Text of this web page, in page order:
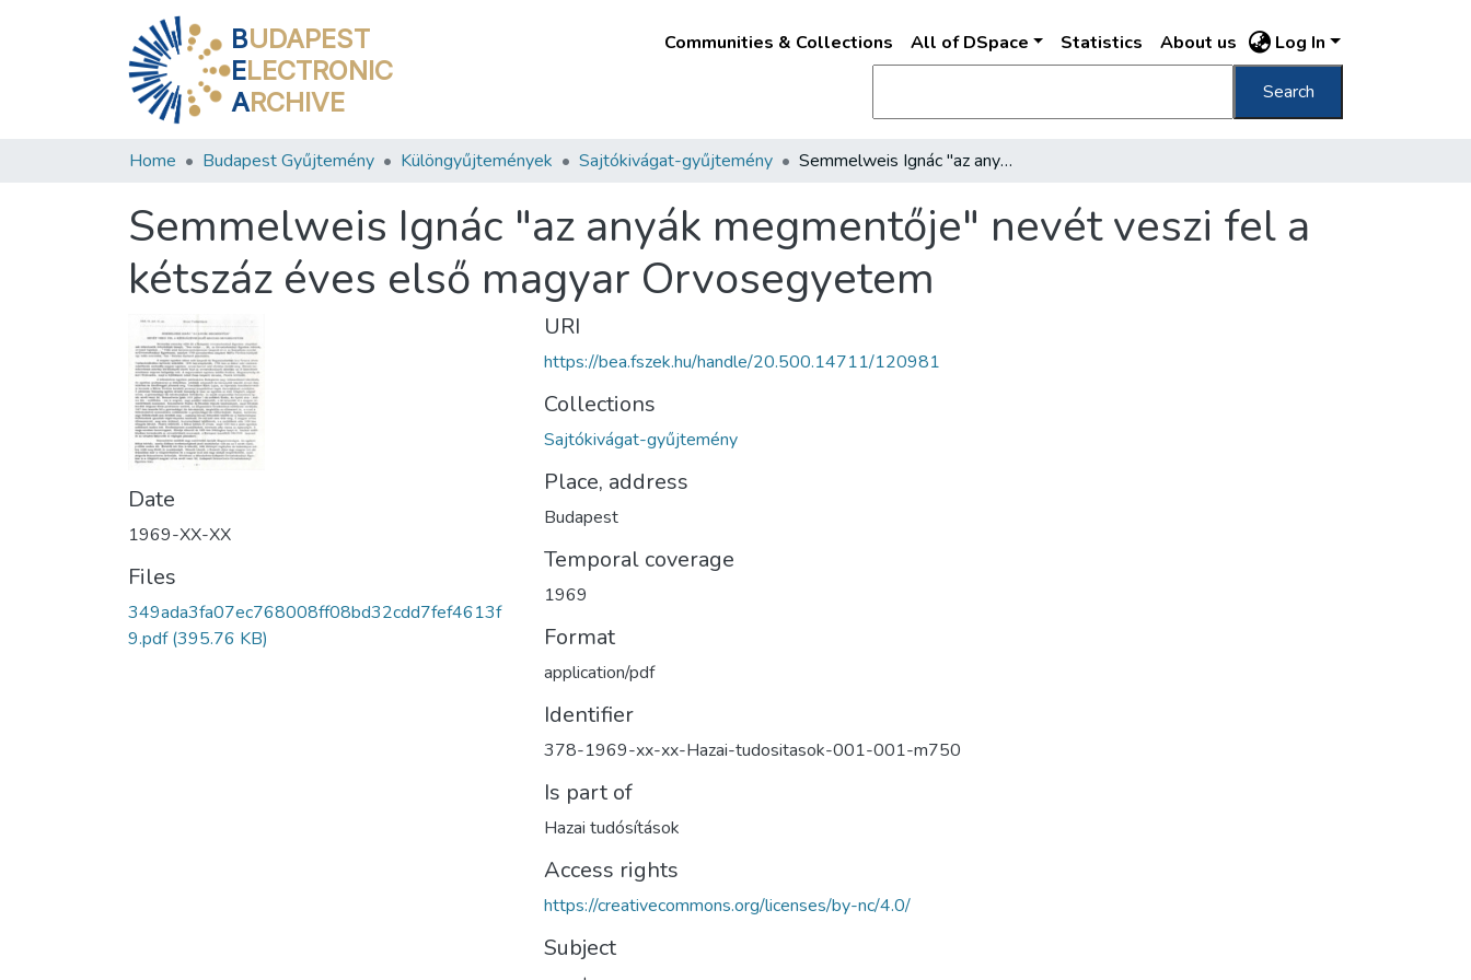
BUDAPEST
ELECTRONIC
ARCHIVE
Communities & Collections All of DSpace Statistics About us Log In
Search
Home Budapest Gyűjtemény Különgyűjtemények Sajtókivágat-gyűjtemény Semmelweis Ignác "az anyák megmentője" nevét veszi fel a kétszáz éves első magyar Orvosegyetem
Semmelweis Ignác "az anyák megmentője" nevét veszi fel a
kétszáz éves első magyar Orvosegyetem
Date
1969-XX-XX
Files
349ada3fa07ec768008ff08bd32cdd7fef4613f
9.pdf(395.76 KB)
URI
https://bea.fszek.hu/handle/20.500.14711/120981
Collections
Sajtókivágat-gyűjtemény
Place, address
Budapest
Temporal coverage
1969
Format
application/pdf
Identifier
378-1969-xx-xx-Hazai-tudositasok-001-001-m750
Is part of
Hazai tudósítások
Access rights
https://creativecommons.org/licenses/by-nc/4.0/
Subject